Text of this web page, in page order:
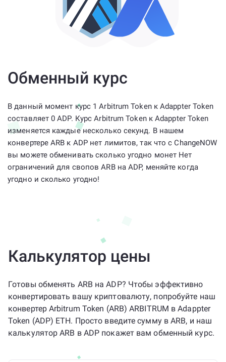
Обменный курс
В данный момент курс 1 Arbitrum Token к Adappter Token
составляет 0 ADP. Курс Arbitrum Token к Adappter Token
изменяется каждые несколько секунд. В нашем
конвертере ARB к ADP нет лимитов, так что с ChangeNOW
вы можете обменивать сколько угодно монет Нет
ограничений для свопов ARB на ADP, меняйте когда
угодно и сколько угодно!
Калькулятор цены
Готовы обменять ARB на ADP? Чтобы эффективно
конвертировать вашу криптовалюту, попробуйте наш
конвертер Arbitrum Token (ARB) ARBITRUM в Adappter
Token (ADP) ETH. Просто введите сумму в ARB, и наш
калькулятор ARB в ADP покажет вам обменный курс.